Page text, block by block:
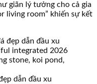
giãn lý tưởng cho cả gia
living room” khiến sự kết
dẫn đầu xu